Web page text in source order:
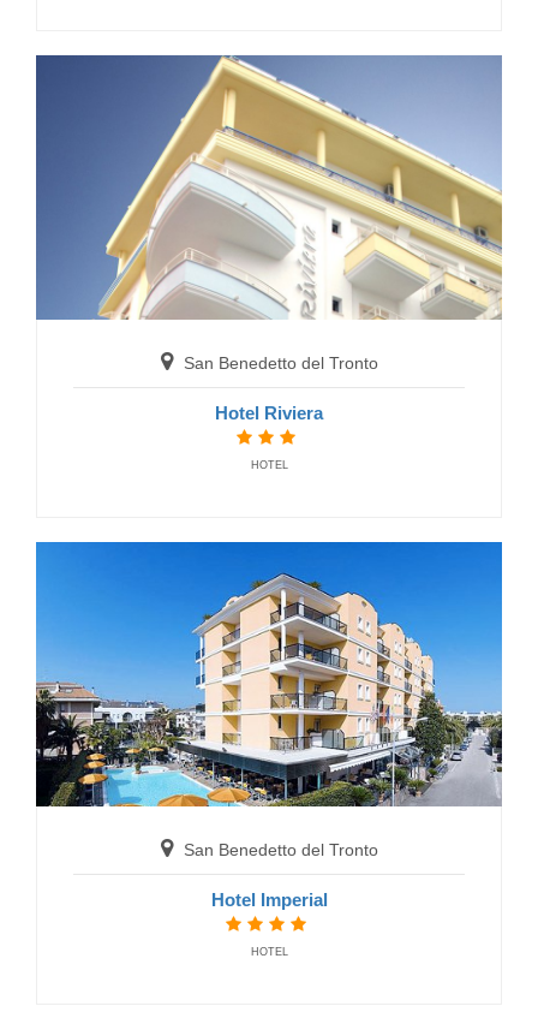
San Benedetto del Tronto
B&B Hotel Centrale
BED AND BREAKFAST
San Benedetto del Tronto
Hotel Doria
HOTELS
San Benedetto del Tronto
Hotel Riviera
HOTEL
San Benedetto del Tronto
Hotel Imperial
HOTEL